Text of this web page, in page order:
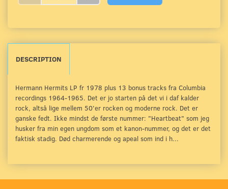
DESCRIPTION
Hermann Hermits LP fr 1978 plus 13 bonus tracks fra Columbia
recordings 1964-1965. Det er jo starten på det vi i daf kalder
rock, altså lige mellem 50'er rocken og moderne rock. Det er
ganske fedt. Ikke mindst de første nummer: "Heartbeat" som jeg
husker fra min egen ungdom som et kanon-nummer, og det er det
faktisk stadig. Død charmerende og apeal som ind i h...